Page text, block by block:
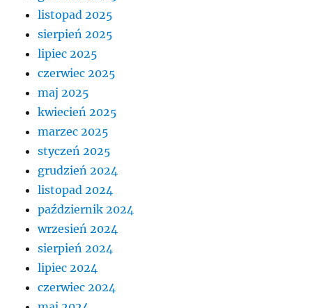
listopad 2025
sierpień 2025
lipiec 2025
czerwiec 2025
maj 2025
kwiecień 2025
marzec 2025
styczeń 2025
grudzień 2024
listopad 2024
październik 2024
wrzesień 2024
sierpień 2024
lipiec 2024
czerwiec 2024